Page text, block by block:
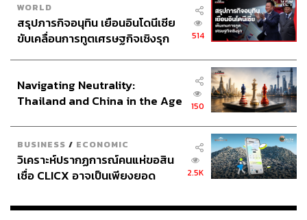
WORLD
สรุปภารกิจอนุทิน เยือนอินโดนีเซีย
ขับเคลื่อนการทูตเศรษฐกิจเชิงรุก
514
Navigating Neutrality:
Thailand and China in the Age
150
BUSINESS / ECONOMIC
วิเคราะห์ปรากฏการณ์คนแห่ขอสิน
เชื่อ CLICX อาจเป็นเพียงยอด
เรือนไทยที่ถูกซุกไว้
2.5K